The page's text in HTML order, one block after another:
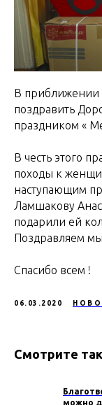
В приближении
поздравить
праздником «
В честь этого
походы к
наступающим
Ламшакову
подарили ей
Поздравляем
Спасибо всем !
06.03.2020
Смотрите
можно